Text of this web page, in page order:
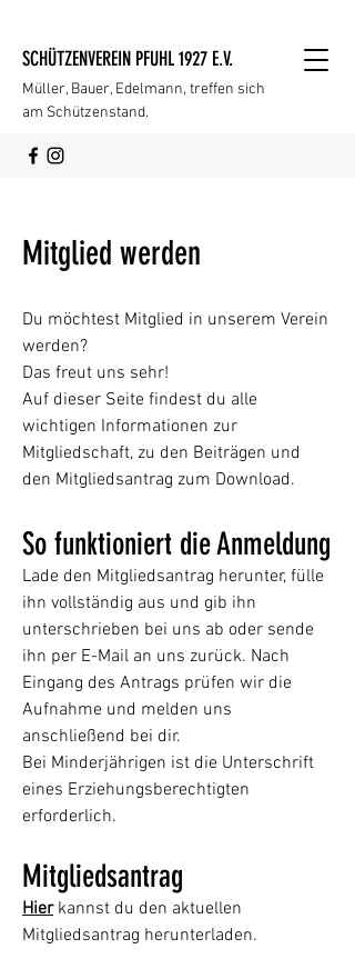
SCHÜTZENVEREIN PFUHL 1927 E.V.
Müller, Bauer, Edelmann, treffen sich
am Schützenstand.
Mitglied werden
Du möchtest Mitglied in unserem Verein
werden?
Das freut uns sehr!
Auf dieser Seite findest du alle
wichtigen Informationen zur
Mitgliedschaft, zu den Beiträgen und
den Mitgliedsantrag zum Download.
So funktioniert die Anmeldung
Lade den Mitgliedsantrag herunter, fülle
ihn vollständig aus und gib ihn
unterschrieben bei uns ab oder sende
ihn per E-Mail an uns zurück. Nach
Eingang des Antrags prüfen wir die
Aufnahme und melden uns
anschließend bei dir.
Bei Minderjährigen ist die Unterschrift
eines Erziehungsberechtigten
erforderlich.
Mitgliedsantrag
Hier kannst du den aktuellen
Mitgliedsantrag herunterladen.